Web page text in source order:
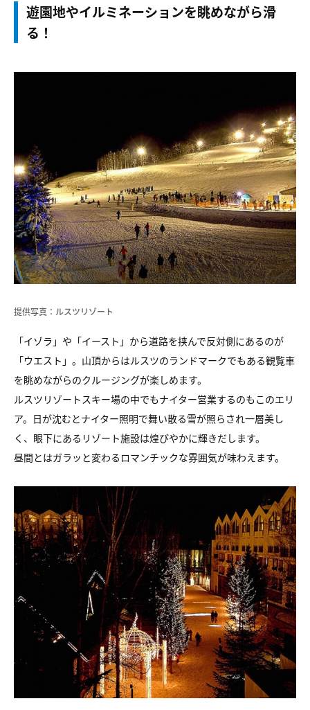
遊園地やイルミネーションを眺めながら滑
る！
提供写真：ルスツリゾート
「イゾラ」や「イースト」から道路を挟んで反対側にあるのが
「ウエスト」。山頂からはルスツのランドマークでもある観覧車
を眺めながらのクルージングが楽しめます。
ルスツリゾートスキー場の中でもナイター営業するのもこのエリ
ア。日が沈むとナイター照明で舞い散る雪が照らされ一層美し
く、眼下にあるリゾート施設は煌びやかに輝きだします。
昼間とはガラッと変わるロマンチックな雰囲気が味わえます。